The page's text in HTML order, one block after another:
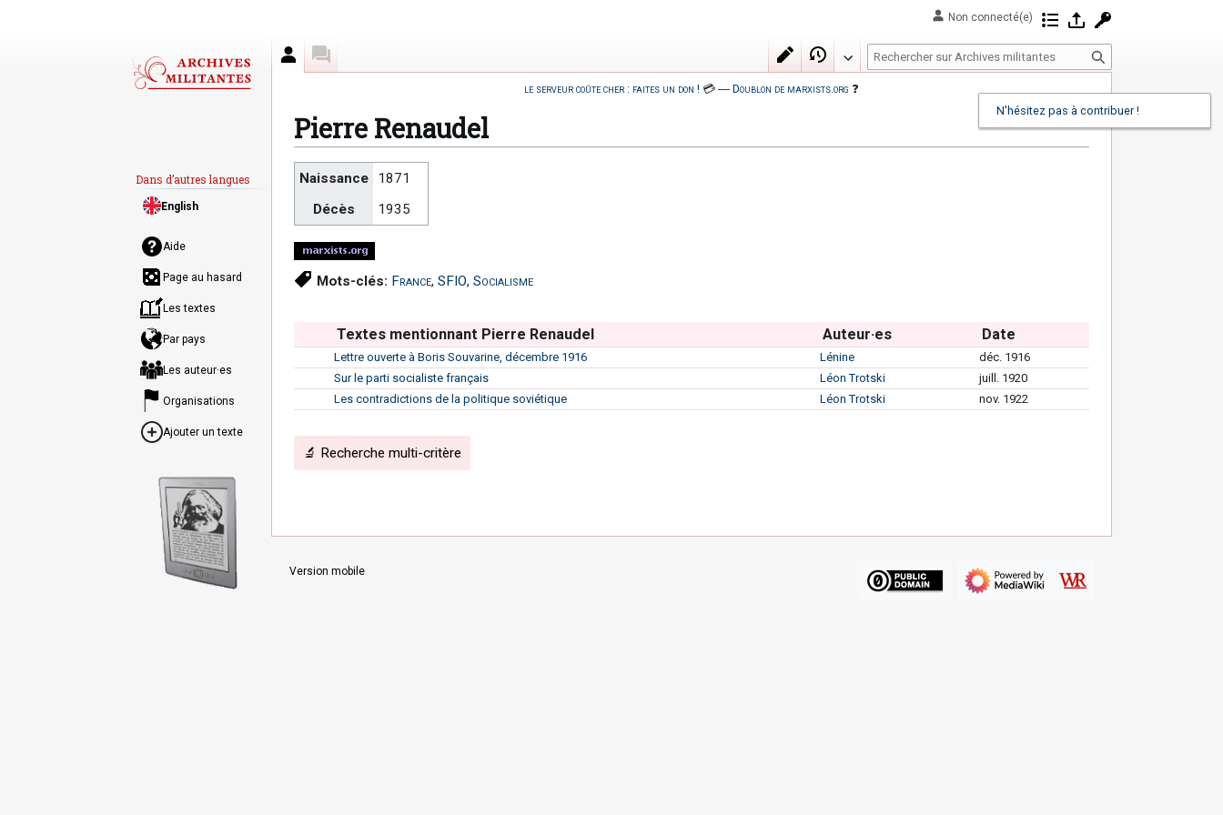
le serveur coûte cher : faites un don ! 💳 ― Doublon de marxists.org ❓
Pierre Renaudel
Aller
Aller
Naissance
1871
Décès
1935
Mots-clés: France, SFIO, Socialisme
Textes mentionnant Pierre Renaudel Auteur·es Date
Lettre ouverte à Boris Souvarine, décembre 1916 Lénine
déc. 1916
Sur le parti socialiste français
Léon Trotski
juill. 1920
Les contradictions de la politique soviétique
Léon Trotski nov. 1922
🔬 Recherche multi-critère
Non connecté(e) Contributions
Se connecter
Auteur ModifierHistorique
R
e
e
Aide
Page au hasard
Les textes
Par pays
Les auteur·es
Organisations
Ajouter un texte
Dans d’autres langues
English
Version mobile
N'hésitez pas à contribuer !